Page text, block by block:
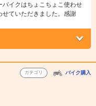
イクはちょこちょこ使わせ
ていただきました。感謝
カテゴリ バイク購入